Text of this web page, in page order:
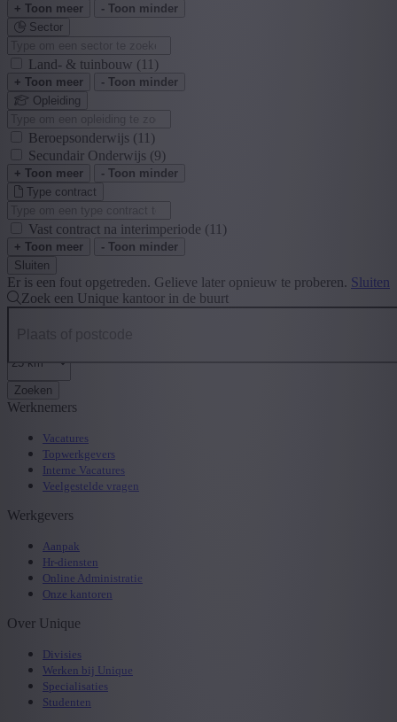
+ Toon meer
- Toon minder
Sector
Land- & tuinbouw (11)
+ Toon meer
- Toon minder
Opleiding
Beroepsonderwijs (11)
Secundair Onderwijs (9)
+ Toon meer
- Toon minder
Type contract
Vast contract na interimperiode (11)
+ Toon meer
- Toon minder
Sluiten
Er is een fout opgetreden. Gelieve later opnieuw te proberen. Sluiten
Zoek een Unique kantoor in de buurt
Zoeken
Werknemers
Vacatures
Topwerkgevers
Interne Vacatures
Veelgestelde vragen
Werkgevers
Aanpak
Hr-diensten
Online Administratie
Onze kantoren
Over Unique
Divisies
Werken bij Unique
Specialisaties
Studenten